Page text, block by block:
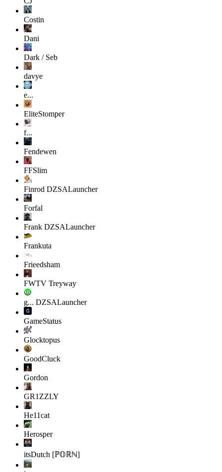
Costin
Dani
Dark / Seb
davye
e...
EliteStomper
f...
Fendewen
FFSlim
Finrod DZSALauncher
Forfal
Frank DZSALauncher
Frankuta
Frieedsham
FWTV Treyway
g... DZSALauncher
GameStatus
Glocktopus
GoodCluck
Gordon
GR1ZZLY
He11cat
Herosper
itsDutch [ℙ𝕆ℝℕ]